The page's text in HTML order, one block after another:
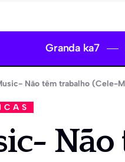
Granda ka7
Não têm trabalho (Cele-